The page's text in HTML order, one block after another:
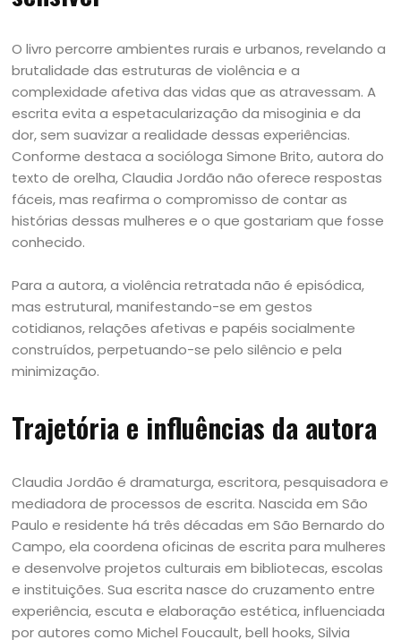
O livro percorre ambientes rurais e urbanos, revelando a
brutalidade das estruturas de violência e a
complexidade afetiva das vidas que as atravessam. A
escrita evita a espetacularização da misoginia e da
dor, sem suavizar a realidade dessas experiências.
Conforme destaca a socióloga Simone Brito, autora do
texto de orelha, Claudia Jordão não oferece respostas
fáceis, mas reafirma o compromisso de contar as
histórias dessas mulheres e o que gostariam que fosse
conhecido.
Para a autora, a violência retratada não é episódica,
mas estrutural, manifestando-se em gestos
cotidianos, relações afetivas e papéis socialmente
construídos, perpetuando-se pelo silêncio e pela
minimização.
Trajetória e influências da autora
Claudia Jordão é dramaturga, escritora, pesquisadora e
mediadora de processos de escrita. Nascida em São
Paulo e residente há três décadas em São Bernardo do
Campo, ela coordena oficinas de escrita para mulheres
e desenvolve projetos culturais em bibliotecas, escolas
e instituições. Sua escrita nasce do cruzamento entre
experiência, escuta e elaboração estética, influenciada
por autores como Michel Foucault, bell hooks, Silvia